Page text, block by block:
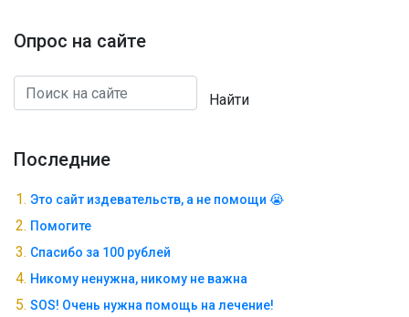
Опрос на сайте
Найти
Последние
Это сайт издевательств, а не помощи 😭
Помогите
Спасибо за 100 рублей
Никому ненужна, никому не важна
SOS! Очень нужна помощь на лечение!